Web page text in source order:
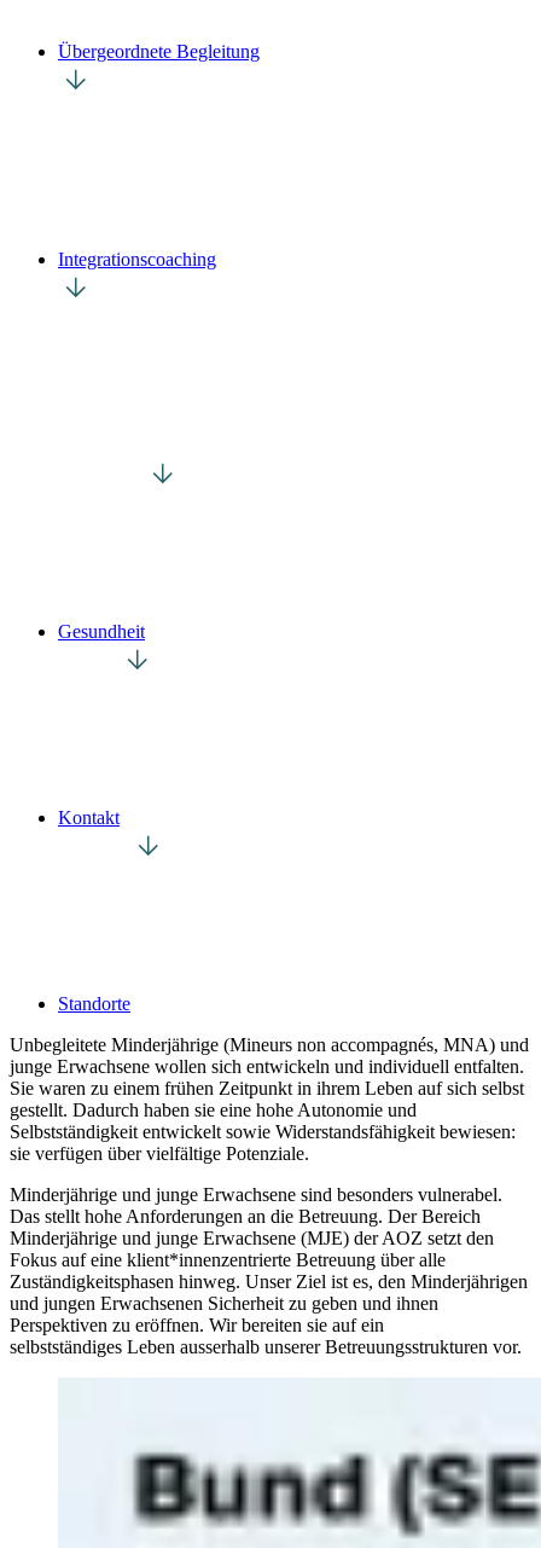
Übergeordnete Begleitung
Integrationscoaching
Gesundheit
Kontakt
Standorte
Unbegleitete Minderjährige (Mineurs non accompagnés, MNA) und
junge Erwachsene wollen sich entwickeln und individuell entfalten.
Sie waren zu einem frühen Zeitpunkt in ihrem Leben auf sich selbst
gestellt. Dadurch haben sie eine hohe Autonomie und
Selbstständigkeit entwickelt sowie Widerstandsfähigkeit bewiesen:
sie verfügen über vielfältige Potenziale.
Minderjährige und junge Erwachsene sind besonders vulnerabel.
Das stellt hohe Anforderungen an die Betreuung. Der Bereich
Minderjährige und junge Erwachsene (MJE) der AOZ setzt den
Fokus auf eine klient*innenzentrierte Betreuung über alle
Zuständigkeitsphasen hinweg. Unser Ziel ist es, den Minderjährigen
und jungen Erwachsenen Sicherheit zu geben und ihnen
Perspektiven zu eröffnen. Wir bereiten sie auf ein
selbstständiges Leben ausserhalb unserer Betreuungsstrukturen vor.